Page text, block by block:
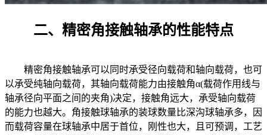
二、精密角接触轴承的性能特点
精密角接触轴承可以同时承受径向载荷和轴向载荷，也可
以承受纯轴向载荷，其轴向载荷能力由接触角α(载荷作用线与
轴承径向平面之间的夹角)决定，接触角远大，承受轴向载荷
的能力也越大。角接触球轴承的装球数量比深沟球轴承多，因
而载荷容量在球轴承中居于首位，刚性也大，且可预调，工艺